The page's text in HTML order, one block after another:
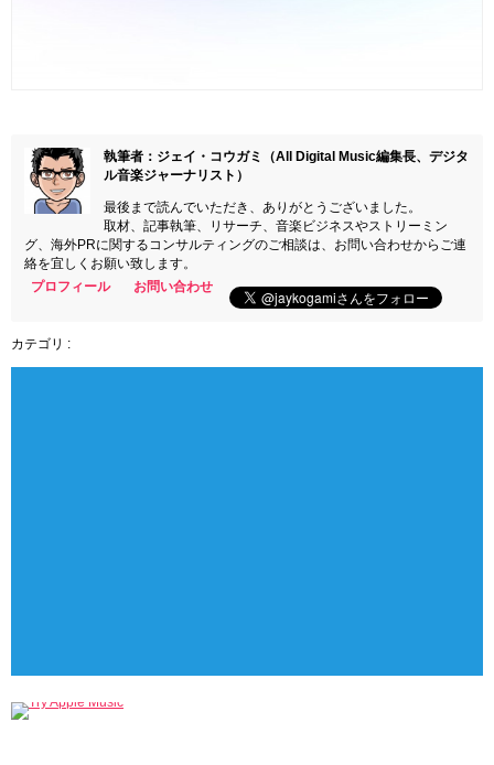
執筆者：ジェイ・コウガミ（All Digital Music編集長、デジタ
ル音楽ジャーナリスト）
最後まで読んでいただき、ありがとうございました。
取材、記事執筆、リサーチ、音楽ビジネスやストリーミン
グ、海外PRに関するコンサルティングのご相談は、お問い合わせからご連
絡を宜しくお願い致します。
プロフィール
お問い合わせ
カテゴリ :